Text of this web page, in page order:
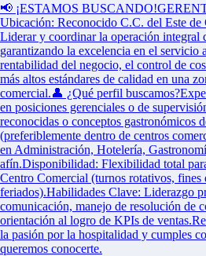
📢 ¡ESTAMOS
Ubicación: Reconocido C.C. del Este de
Liderar y coordinar la operación integral
garantizando la excelencia en el servicio
rentabilidad del negocio, el control de
más altos estándares de calidad en una
comercial.👤 ¿Qué perfil
en posiciones gerenciales o de
reconocidas o conceptos gastronómicos
(preferiblemente dentro de centros
en Administración, Hotelería,
afín.Disponibilidad: Flexibilidad total
Centro Comercial (turnos rotativos, fines
feriados).Habilidades Clave: Liderazgo
comunicación, manejo de resolución de
orientación al logro de KPIs de
la pasión por la hospitalidad y cumples
queremos conocerte.